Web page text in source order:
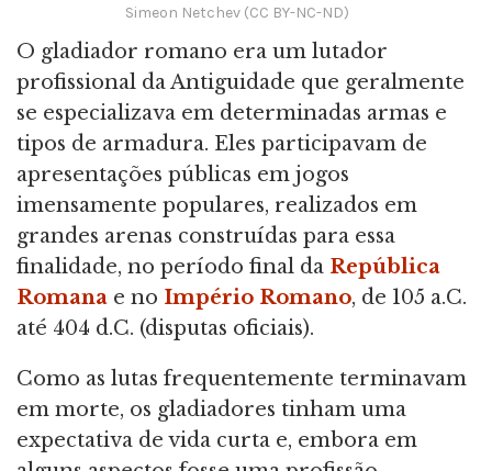
Simeon Netchev (CC BY-NC-ND)
O gladiador romano era um lutador
profissional da Antiguidade que geralmente
se especializava em determinadas armas e
tipos de armadura. Eles participavam de
apresentações públicas em jogos
imensamente populares, realizados em
grandes arenas construídas para essa
finalidade, no período final da República
Romana e no Império Romano, de 105 a.C.
até 404 d.C. (disputas oficiais).
Como as lutas frequentemente terminavam
em morte, os gladiadores tinham uma
expectativa de vida curta e, embora em